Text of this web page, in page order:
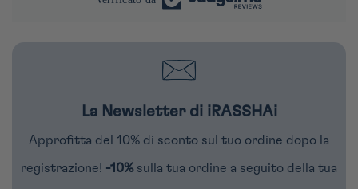
La Newsletter di iRASSHAi
Approfitta del 10% di sconto sul tuo ordine dopo la
registrazione! -10% sulla tua ordine a seguito della tua